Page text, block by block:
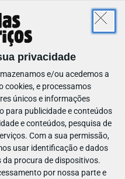
privacidade
e/ou acedemos a
cookies, e processamos
únicos e informações
para publicidade e conteúdos
e conteúdos, pesquisa de
Com a sua permissão,
usar identificação e dados
procura de dispositivos.
por nossa parte e
a apoiar os projetos da
usufruem.
associaçãoRaríssimas:
Ortográfico